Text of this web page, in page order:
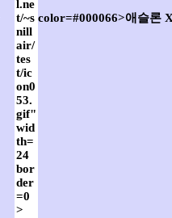
l.ne
t/~s
nill
air/
tes
t/ic
on0
53.
gif"
wid
th=
24
bor
der
=0
>
color=#000066>애슬론